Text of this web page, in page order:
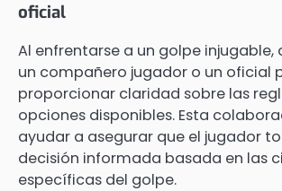
oficial
Al enfrentarse a un golpe injugable,
un compañero jugador o un oficial
proporcionar claridad sobre las
opciones disponibles. Esta
ayudar a asegurar que el jugador
decisión informada basada en las
específicas del golpe.